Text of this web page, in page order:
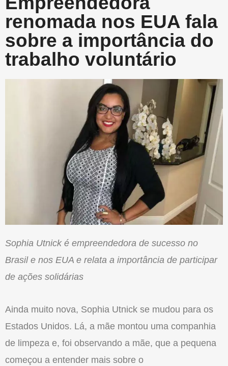
renomada nos EUA fala
sobre a importância do
trabalho voluntário
Sophia Utnick é empreendedora de sucesso no
Brasil e nos EUA e relata a importância de participar
de ações solidárias
Ainda muito nova, Sophia Utnick se mudou para os
Estados Unidos. Lá, a mãe montou uma companhia
de limpeza e, foi observando a mãe, que a pequena
começou a entender mais sobre o